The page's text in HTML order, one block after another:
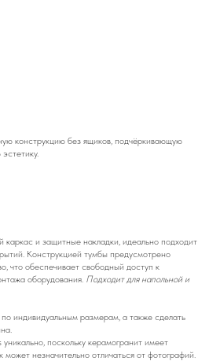
конструкцию без ящиков, подчёркивающую
каркас и защитные накладки, идеально подходит
Конструкцией тумбы предусмотрено
что обеспечивает свободный доступ к
оборудования. Подходит для напольной и
индивидуальным размерам, а также сделать
поскольку керамогранит имеет
незначительно отличаться от фотографий.